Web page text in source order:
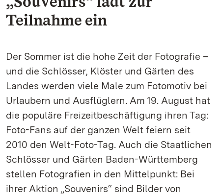
Teilnahme ein
Der Sommer ist die hohe Zeit der Fotografie –
und die Schlösser, Klöster und Gärten des
Landes werden viele Male zum Fotomotiv bei
Urlaubern und Ausflüglern. Am 19. August hat
die populäre Freizeitbeschäftigung ihren Tag:
Foto-Fans auf der ganzen Welt feiern seit
2010 den Welt-Foto-Tag. Auch die Staatlichen
Schlösser und Gärten Baden-Württemberg
stellen Fotografien in den Mittelpunkt: Bei
ihrer Aktion „Souvenirs“ sind Bilder von